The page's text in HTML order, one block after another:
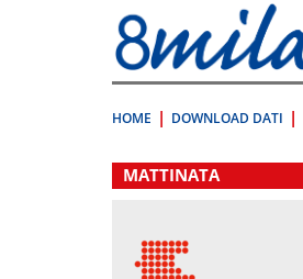
direttamente
a:
Contenuto
HOME DOWNLOAD DATI
.
MATTINATA